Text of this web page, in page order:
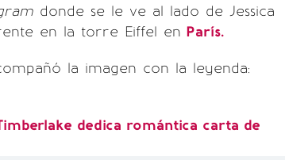
donde se le ve al lado de Jessica
en la torre Eiffel en París.
la imagen con la leyenda:
dedica romántica carta de